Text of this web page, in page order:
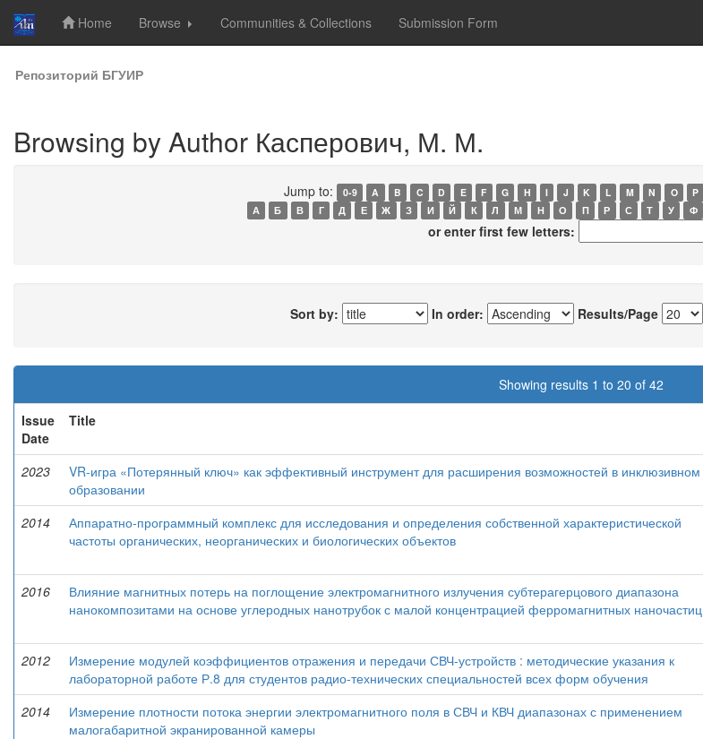
Skip
navigation
Home Browse Communities & Collections Submission Form
Репозиторий БГУИР
Browsing by Author Касперович, М. М.
Jump to: 0-9 A B C D E F G H I J K L M N O P
А
Б В Г Д Е Ж З И Й К Л М Н О П Р С Т У Ф
or enter first few letters:
Sort by: In order: Results/Page
Showing results 1 to 20 of 42
Issue
Date
Title
2023
VR-игра «Потерянный ключ» как эффективный инструмент для расширения возможностей в инклюзивном
образовании
2014
Аппаратно-программный комплекс для исследования и определения собственной характеристической
частоты органических, неорганических и биологических объектов
2016
Влияние магнитных потерь на поглощение электромагнитного излучения субтерагерцового диапазона
нанокомпозитами на основе углеродных нанотрубок с малой концентрацией ферромагнитных наночастиц
2012
Измерение модулей коэффициентов отражения и передачи СВЧ-устройств : методические указания к
лабораторной работе Р.8 для студентов радио-технических специальностей всех форм обучения
2014
Измерение плотности потока энергии электромагнитного поля в СВЧ и КВЧ диапазонах с применением
малогабаритной экранированной камеры